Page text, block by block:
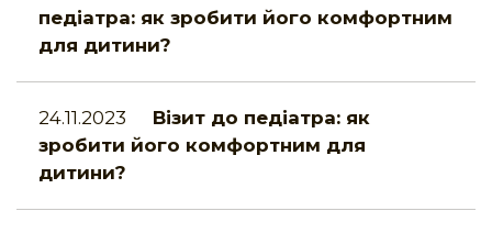
педіатра: як зробити його комфортним
для дитини?
24.11.2023
Візит до педіатра: як
зробити його комфортним для
дитини?